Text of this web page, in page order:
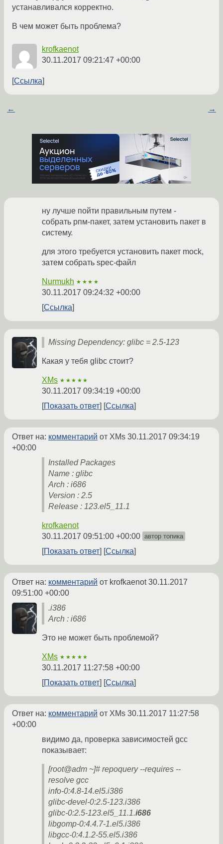
устанавливался корректно.
В чем может быть проблема?
krofkaenot
30.11.2017 09:21:47 +00:00
Ссылка
← →
ну лучше пойти правильным путем -
собрать рпм-пакет, затем установить пакет в
систему.
для этого требуется установить пакет mock,
затем собрать spec-файл
Nurmukh ★★★★
30.11.2017 09:24:32 +00:00
Ссылка
Missing Dependency: glibc = 2.5-123
Какая у тебя glibc стоит?
XMs ★★★★★
30.11.2017 09:34:19 +00:00
Показать ответ
Ссылка
Ответ на: комментарий от XMs 30.11.2017 09:34:19
+00:00
Installed Packages
Name : glibc
Arch : i686
Version : 2.5
Release : 123.el5_11.1
krofkaenot
30.11.2017 09:51:00 +00:00 автор топика
Показать ответ Ссылка
Ответ на: комментарий от krofkaenot30.11.2017
09:51:00 +00:00
.i386
Arch : i686
Это не может быть проблемой?
XMs ★★★★★
30.11.2017 11:27:58 +00:00
Показать ответ
Ссылка
Ответ на: комментарий от XMs 30.11.2017 11:27:58
+00:00
видимо да, проверка зависимостей gcc
показывает:
[root@adm ~]# repoquery --requires --
resolve gcc
info-0:4.8-14.el5.i386
glibc-devel-0:2.5-123.i386
glibc-0:2.5-123.el5_11.1.i686
libgomp-0:4.4.7-1.el5.i386
libgcc-0:4.1.2-55.el5.i386